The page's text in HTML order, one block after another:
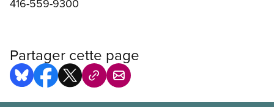
416-559-9300
Partager cette page